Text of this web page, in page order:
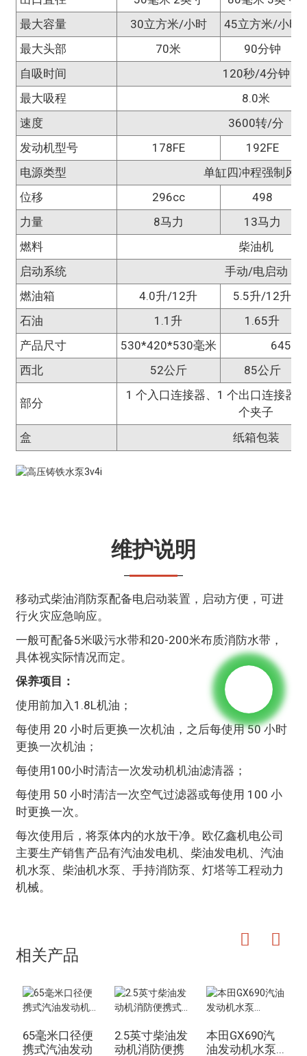
最大容量
30立方米/小时
45立方米/小时
最大头部
70米
90分钟
自吸时间
120秒/4分钟
最大吸程
8.0米
速度
3600转/分
发动机型号
178FE
192FE
电源类型
单缸四冲程强制风
位移
296cc
498
力量
8马力
13马力
燃料
柴油机
启动系统
手动/电启动
燃油箱
4.0升/12升
5.5升/12升
石油
1.1升
1.65升
产品尺寸
530*420*530毫米
西北
52公斤 85公斤
部分
1 个入口连接器、1 个出口连接器
个夹子
盒
纸箱包装
维护说明
移动式柴油消防泵配备电启动装置，启动方便，可进
行火灾应急响应。
一般可配备5米吸污水带和20-200米布质消防水带，
具体视实际情况而定。
保养项目：
使用前加入1.8L机油；
每使用 20 小时后更换一次机油，之后每使用 50 小时
更换一次机油；
每使用100小时清洁一次发动机机油滤清器；
每使用 50 小时清洁一次空气过滤器或每使用 100 小
时更换一次。
每次使用后，将泵体内的水放干净。欧亿鑫机电公司
主要生产销售产品有汽油发电机、柴油发电机、汽油
机水泵、柴油机水泵、手持消防泵、灯塔等工程动力
机械。
相关产品
65毫米口径便
携式汽油发动
2.5英寸柴油发
动机消防便携
本田GX690汽
油发动机水泵...